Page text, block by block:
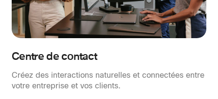
Centre de contact
Créez des interactions naturelles et connectées entre
votre entreprise et vos clients.